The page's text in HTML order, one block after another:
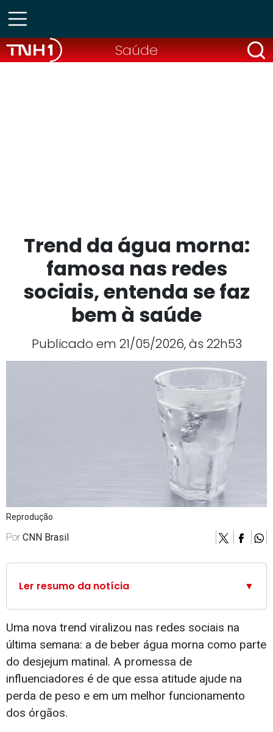
Saúde
Trend da água morna:
famosa nas redes
sociais, entenda se faz
bem à saúde
Publicado em 21/05/2026, às 22h53
Reprodução
Por CNN Brasil
Ler resumo da notícia ▼
Uma nova trend viralizou nas redes sociais na
última semana: a de beber água morna como parte
do desjejum matinal. A promessa de
influenciadores é de que essa atitude ajude na
perda de peso e em um melhor funcionamento
dos órgãos.